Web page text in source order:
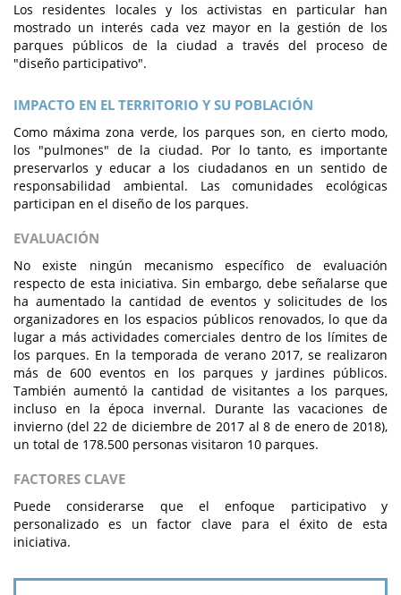
Los residentes locales y los activistas en particular han
mostrado un interés cada vez mayor en la gestión de los
parques públicos de la ciudad a través del proceso de
"diseño participativo".
IMPACTO EN EL TERRITORIO Y SU POBLACIÓN
Como máxima zona verde, los parques son, en cierto modo,
los "pulmones" de la ciudad. Por lo tanto, es importante
preservarlos y educar a los ciudadanos en un sentido de
responsabilidad ambiental. Las comunidades ecológicas
participan en el diseño de los parques.
EVALUACIÓN
No existe ningún mecanismo específico de evaluación
respecto de esta iniciativa. Sin embargo, debe señalarse que
ha aumentado la cantidad de eventos y solicitudes de los
organizadores en los espacios públicos renovados, lo que da
lugar a más actividades comerciales dentro de los límites de
los parques. En la temporada de verano 2017, se realizaron
más de 600 eventos en los parques y jardines públicos.
También aumentó la cantidad de visitantes a los parques,
incluso en la época invernal. Durante las vacaciones de
invierno (del 22 de diciembre de 2017 al 8 de enero de 2018),
un total de 178.500 personas visitaron 10 parques.
FACTORES CLAVE
Puede considerarse que el enfoque participativo y
personalizado es un factor clave para el éxito de esta
iniciativa.